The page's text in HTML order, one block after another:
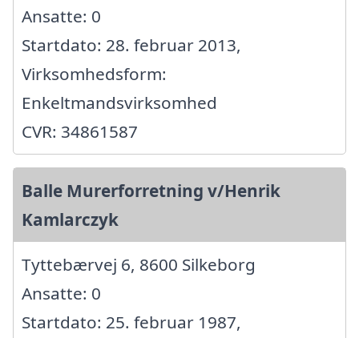
Ansatte: 0
Startdato: 28. februar 2013,
Virksomhedsform:
Enkeltmandsvirksomhed
CVR: 34861587
Balle Murerforretning v/Henrik
Kamlarczyk
Tyttebærvej 6, 8600 Silkeborg
Ansatte: 0
Startdato: 25. februar 1987,